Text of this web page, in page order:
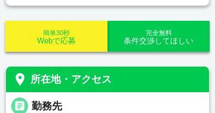
完全無料
条件交渉してほしい
簡単30秒
Webで応募
place 所在地・アクセス
_pin
勤務先